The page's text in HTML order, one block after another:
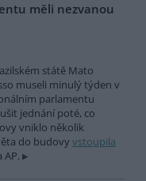
měli nezvanou
státě Mato
museli minulý týden v
parlamentu
jednání poté, co
vniklo několik
do budovy vstoupila